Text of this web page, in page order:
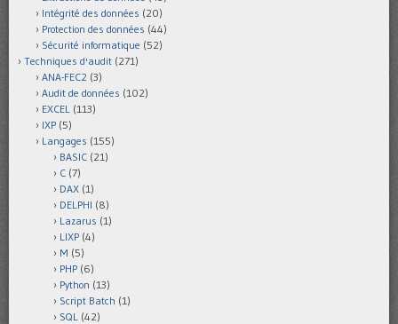
Intégrité des données (20)
Protection des données (44)
Sécurité informatique (52)
Techniques d'audit (271)
ANA-FEC2 (3)
Audit de données (102)
EXCEL (113)
IXP (5)
Langages (155)
BASIC (21)
C (7)
DAX (1)
DELPHI (8)
Lazarus (1)
LIXP (4)
M (5)
PHP (6)
Python (13)
Script Batch (1)
SQL (42)